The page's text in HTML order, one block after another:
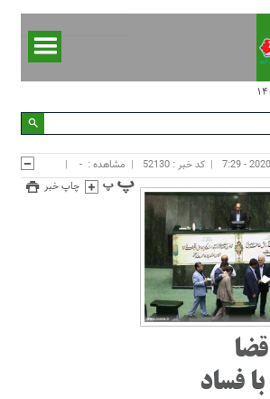
کد خبر : 52130 مشاهده : -
چاپ خبر
فساد